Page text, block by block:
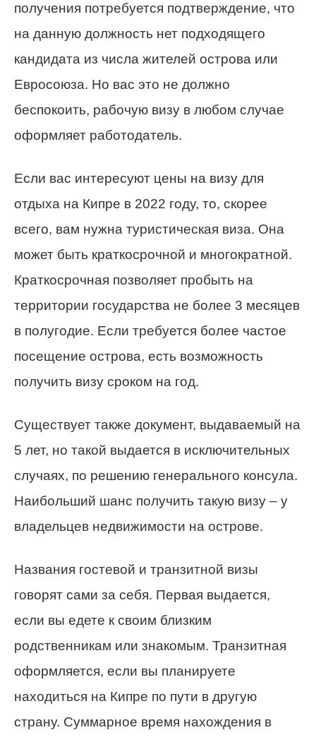
получения потребуется подтверждение, что
на данную должность нет подходящего
кандидата из числа жителей острова или
Евросоюза. Но вас это не должно
беспокоить, рабочую визу в любом случае
оформляет работодатель.
Если вас интересуют цены на визу для
отдыха на Кипре в 2022 году, то, скорее
всего, вам нужна туристическая виза. Она
может быть краткосрочной и многократной.
Краткосрочная позволяет пробыть на
территории государства не более 3 месяцев
в полугодие. Если требуется более частое
посещение острова, есть возможность
получить визу сроком на год.
Существует также документ, выдаваемый на
5 лет, но такой выдается в исключительных
случаях, по решению генерального консула.
Наибольший шанс получить такую визу – у
владельцев недвижимости на острове.
Названия гостевой и транзитной визы
говорят сами за себя. Первая выдается,
если вы едете к своим близким
родственникам или знакомым. Транзитная
оформляется, если вы планируете
находиться на Кипре по пути в другую
страну. Суммарное время нахождения в